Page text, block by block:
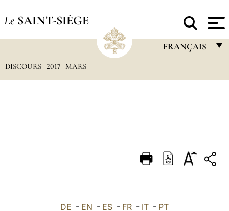
Le SAINT-SIÈGE
FRANÇAIS
DEUTSCH
العربيّة
DISCOURS 2017 MARS
DE - EN - ES - FR - IT - PT